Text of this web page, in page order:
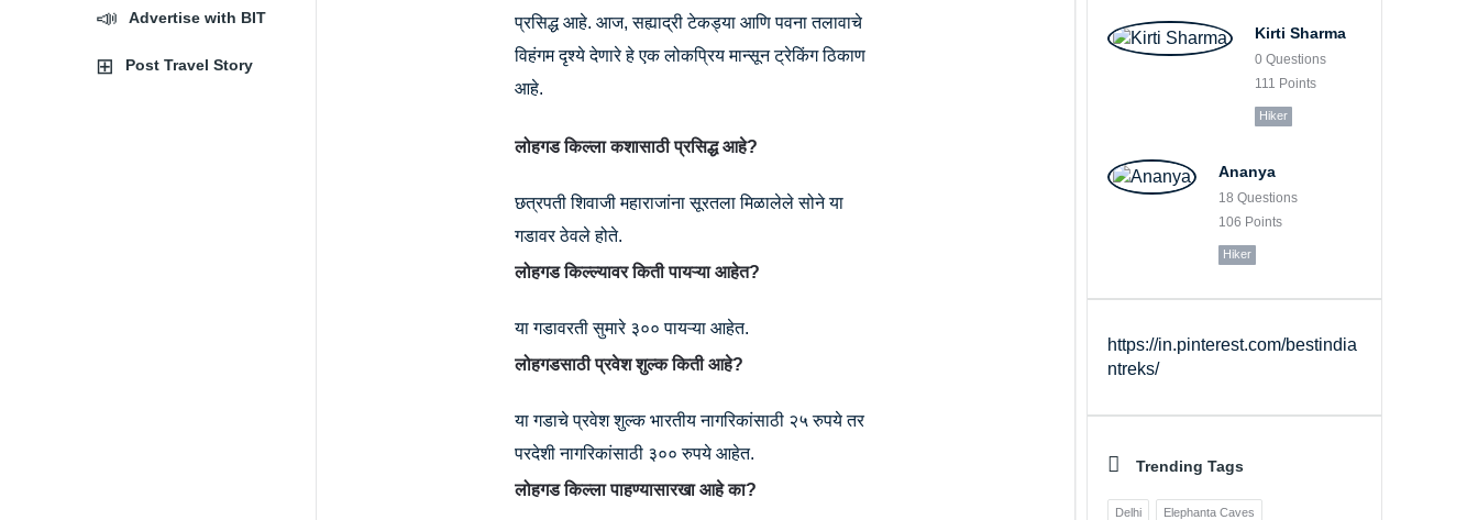
प्रसिद्ध आहे. आज, सह्याद्री टेकड्या आणि पवना तलावाचे
विहंगम दृश्ये देणारे हे एक लोकप्रिय मान्सून ट्रेकिंग ठिकाण
आहे.
लोहगड किल्ला कशासाठी प्रसिद्ध आहे?
छत्रपती शिवाजी महाराजांना सूरतला मिळालेले सोने या
गडावर ठेवले होते.
लोहगड किल्ल्यावर किती पायऱ्या आहेत?
या गडावरती सुमारे ३०० पायऱ्या आहेत.
लोहगडसाठी प्रवेश शुल्क किती आहे?
या गडाचे प्रवेश शुल्क भारतीय नागरिकांसाठी २५ रुपये तर
परदेशी नागरिकांसाठी ३०० रुपये आहेत.
लोहगड किल्ला पाहण्यासारखा आहे का?
Kirti Sharma
0 Questions
111 Points
Hiker
Ananya
18 Questions
106 Points
Hiker
https://in.pinterest.com/bestindia
ntreks/
Trending Tags
Delhi Elephanta Caves
Advertise with BIT
Post Travel Story